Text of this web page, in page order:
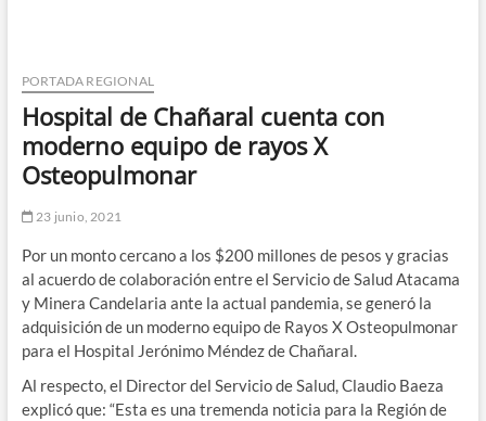
PORTADA REGIONAL
Hospital de Chañaral cuenta con
moderno equipo de rayos X
Osteopulmonar
23 junio, 2021
Por un monto cercano a los $200 millones de pesos y gracias
al acuerdo de colaboración entre el Servicio de Salud Atacama
y Minera Candelaria ante la actual pandemia, se generó la
adquisición de un moderno equipo de Rayos X Osteopulmonar
para el Hospital Jerónimo Méndez de Chañaral.
Al respecto, el Director del Servicio de Salud, Claudio Baeza
explicó que: “Esta es una tremenda noticia para la Región de